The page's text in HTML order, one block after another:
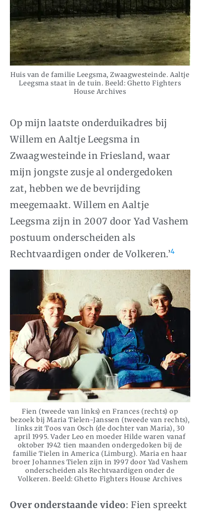
Huis van de familie Leegsma, Zwaagwesteinde. Aaltje
Leegsma staat in de tuin. Beeld: Ghetto Fighters
House Archives
Op mijn laatste onderduikadres bij
Willem en Aaltje Leegsma in
Zwaagwesteinde in Friesland, waar
mijn jongste zusje al ondergedoken
zat, hebben we de bevrijding
meegemaakt. Willem en Aaltje
Leegsma zijn in 2007 door Yad Vashem
postuum onderscheiden als
Rechtvaardigen onder de Volkeren.’4
Fien (tweede van links) en Frances (rechts) op
bezoek bij Maria Tielen-Janssen (tweede van rechts),
links zit Toos van Osch (de dochter van Maria), 30
april 1995. Vader Leo en moeder Hilde waren vanaf
oktober 1942 tien maanden ondergedoken bij de
familie Tielen in America (Limburg). Maria en haar
broer Johannes Tielen zijn in 1997 door Yad Vashem
onderscheiden als Rechtvaardigen onder de
Volkeren. Beeld: Ghetto Fighters House Archives
Over onderstaande video: Fien spreekt